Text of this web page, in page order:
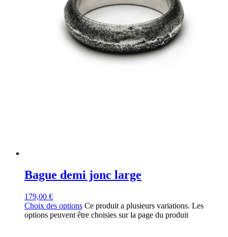
Bague demi jonc large
179,00 €
Choix des options Ce produit a plusieurs variations. Les
options peuvent être choisies sur la page du produit